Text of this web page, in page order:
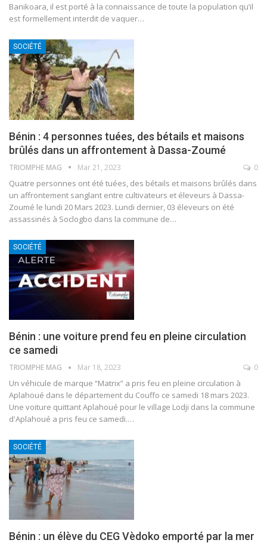
Banikoara, il est porté à la connaissance de toute la population qu’il
est formellement interdit de vaquer…
SOCIÉTÉ
Bénin : 4 personnes tuées, des bétails et maisons
brûlés dans un affrontement à Dassa-Zoumé
TRIOMPHE MAG Mar 21, 2023 0
Quatre personnes ont été tuées, des bétails et maisons brûlés dans
un affrontement sanglant entre cultivateurs et éleveurs à Dassa-
Zoumé le lundi 20 Mars 2023. Lundi dernier, 03 éleveurs on été
assassinés à Soclogbo dans la commune de…
SOCIÉTÉ
Bénin : une voiture prend feu en pleine circulation
ce samedi
TRIOMPHE MAG Mar 18, 2023 0
Un véhicule de marque “Matrix” a pris feu en pleine circulation à
Aplahoué dans le département du Couffo ce samedi 18 mars 2023.
Une voiture quittant Aplahoué pour le village Lodji dans la commune
d'Aplahoué a pris feu ce samedi.…
SOCIÉTÉ
Bénin : un élève du CEG Vèdoko emporté par la mer